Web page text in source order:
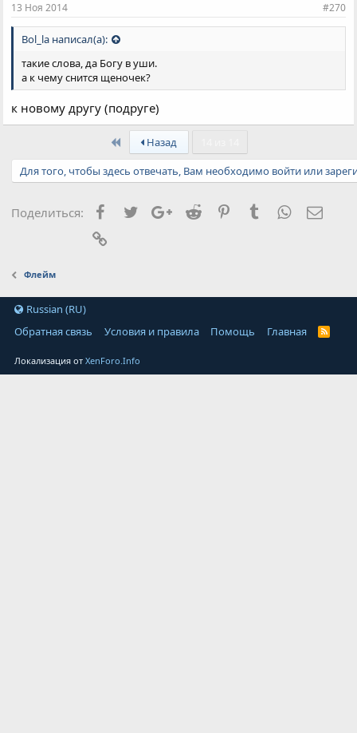
13 Ноя 2014 #270
Bol_la написал(а):
такие слова, да Богу в уши.
а к чему снится щеночек?
к новому другу (подруге)
First Назад
Для того, чтобы здесь отвечать, Вам необходимо войти или
Поделиться: Facebook
TwitterGoogle+
Reddit PinterestTumblrWhatsApp
Флейм
Russian (RU)
Обратная связь
Условия и правила Помощь Главная
Локализация отXenForo.Info